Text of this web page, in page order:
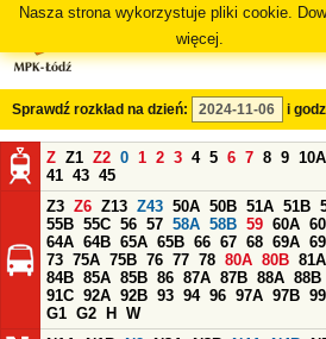
Nasza strona wykorzystuje pliki cookie.
więcej.
Sprawdź rozkład na dzień: i
Z Z1 Z2 0 1 2 3 4 5 6 7 8 9 10A
41 43 45
Z3 Z6 Z13 Z43 50A 50B 51A 51B
55B 55C 56 57 58A 58B 59 60A
64A 64B 65A 65B 66 67 68 69A
73 75A 75B 76 77 78 80A 80B 81A
84B 85A 85B 86 87A 87B 88A 88B
91C 92A 92B 93 94 96 97A 97B 99
G1 G2 H
W